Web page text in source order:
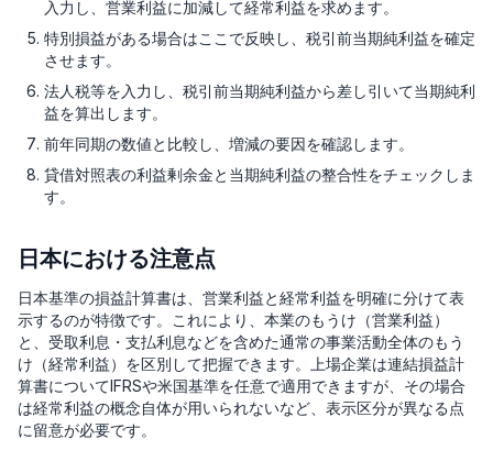
入力し、営業利益に加減して経常利益を求めます。
特別損益がある場合はここで反映し、税引前当期純利益を確定
させます。
法人税等を入力し、税引前当期純利益から差し引いて当期純利
益を算出します。
前年同期の数値と比較し、増減の要因を確認します。
貸借対照表の利益剰余金と当期純利益の整合性をチェックしま
す。
日本における注意点
日本基準の損益計算書は、営業利益と経常利益を明確に分けて表
示するのが特徴です。これにより、本業のもうけ（営業利益）
と、受取利息・支払利息などを含めた通常の事業活動全体のもう
け（経常利益）を区別して把握できます。上場企業は連結損益計
算書についてIFRSや米国基準を任意で適用できますが、その場合
は経常利益の概念自体が用いられないなど、表示区分が異なる点
に留意が必要です。